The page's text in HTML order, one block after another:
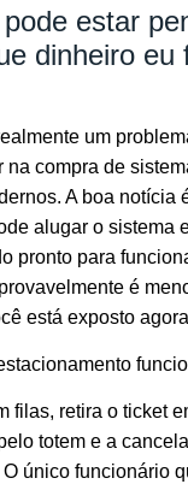
estar
dinheiro eu
um
na compra de
A boa notícia
alugar o sistema
pronto para
é
está exposto
filas, retira o ticket
totem e a
único funcionário